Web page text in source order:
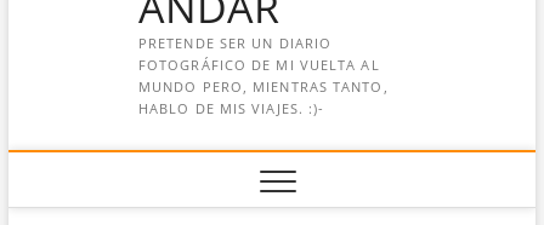
PRETENDE SER UN DIARIO
FOTOGRÁFICO DE MI VUELTA AL
MUNDO PERO, MIENTRAS TANTO,
HABLO DE MIS VIAJES. :)-